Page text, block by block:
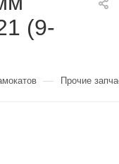
(9-
— Прочие